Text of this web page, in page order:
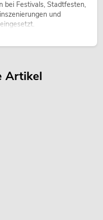
bei Festivals, Stadtfesten,
und
Artikel